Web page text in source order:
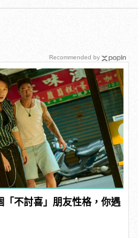
不討喜」朋友性格，你遇
Recommended by